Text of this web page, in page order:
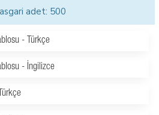
adet: 500
- Türkçe
- İngilizce